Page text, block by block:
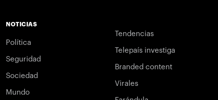
NOTICIAS
Política
Seguridad
Sociedad
Mundo
Tendencias
Telepaís investiga
Branded content
Virales